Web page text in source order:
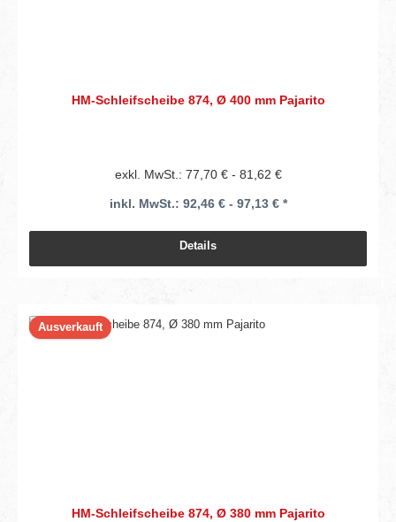
HM-Schleifscheibe 874, Ø 400 mm Pajarito
exkl. MwSt.: 77,70 € - 81,62 €
inkl. MwSt.: 92,46 € - 97,13 € *
Details
Ausverkauft
HM-Schleifscheibe 874, Ø 380 mm Pajarito